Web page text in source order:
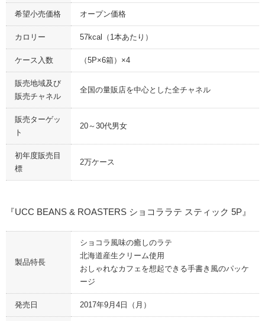
希望小売価格 オープン価格
カロリー 57kcal（1本あたり）
ケース入数 （5P×6箱）×4
販売地域及び
販売チャネル
全国の量販店を中心とした全チャネル
販売ターゲッ
ト
20～30代男女
初年度販売目
標
2万ケース
『UCC BEANS & ROASTERS ショコララテ スティック 5P』
製品特長
ショコラ風味の癒しのラテ
北海道産生クリーム使用
おしゃれなカフェを想起できる手書き風のパッケ
ージ
発売日 2017年9月4日（月）